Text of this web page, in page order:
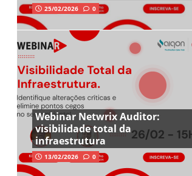
25/02/2026 0
Webinar Netwrix Auditor:
visibilidade total da
infraestrutura
13/02/2026 0